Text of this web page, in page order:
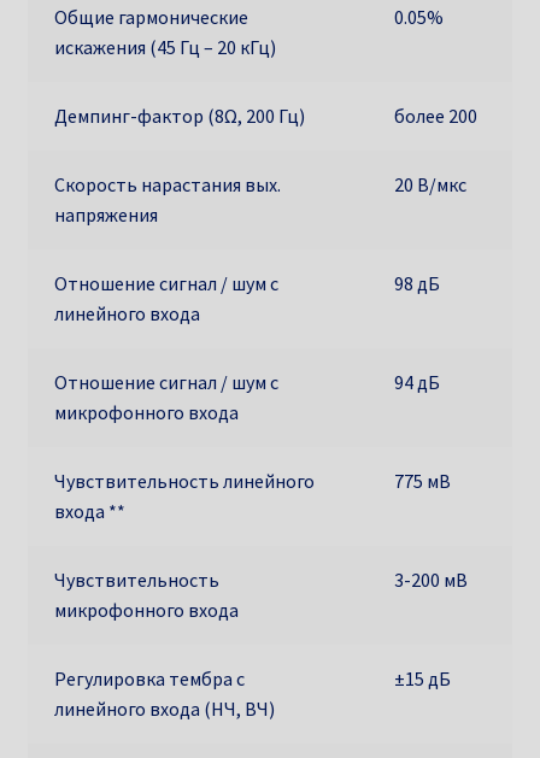
Общие гармонические
искажения (45 Гц – 20 кГц)
0.05%
Демпинг-фактор (8Ω, 200 Гц) более 200
Скорость нарастания вых.
напряжения
20 В/мкс
Отношение сигнал / шум с
линейного входа
98 дБ
Отношение сигнал / шум с
микрофонного входа
94 дБ
Чувствительность линейного
входа **
775 мВ
Чувствительность
микрофонного входа
3-200 мВ
Регулировка тембра с
линейного входа (НЧ, ВЧ)
±15 дБ